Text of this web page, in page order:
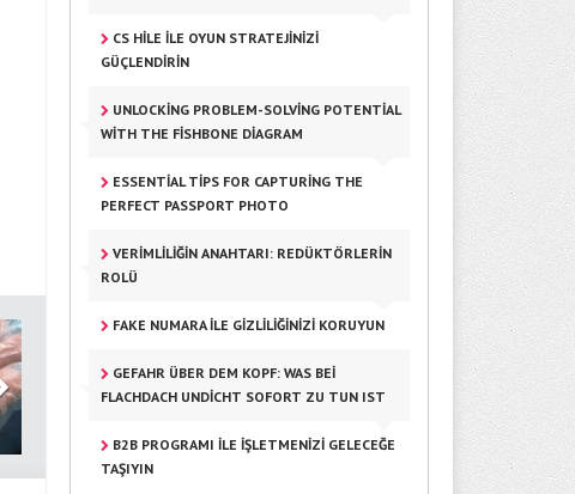
CS HILE ILE OYUN STRATEJINIZI
GÜÇLENDIRIN
UNLOCKING PROBLEM-SOLVING POTENTIAL
WITH THE FISHBONE DIAGRAM
ESSENTIAL TIPS FOR CAPTURING THE
PERFECT PASSPORT PHOTO
VERIMLILIĞIN ANAHTARI: REDÜKTÖRLERIN
ROLÜ
FAKE NUMARA ILE GIZLILIĞINIZI KORUYUN
GEFAHR ÜBER DEM KOPF: WAS BEI
FLACHDACH UNDICHT SOFORT ZU TUN IST
B2B PROGRAMI ILE İŞLETMENIZI GELECEĞE
TAŞIYIN